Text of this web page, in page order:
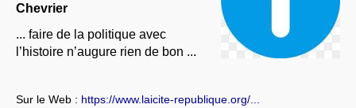
Chevrier
... faire de la politique avec
l’histoire n’augure rien de bon ...
Sur le Web : https://www.laicite-republique.org/...